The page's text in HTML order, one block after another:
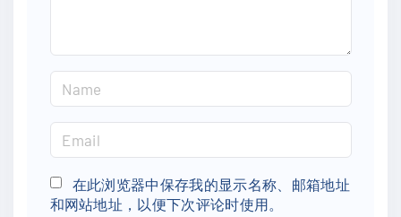
a
e
*
m
a
i
在此浏览器中保存我的显示名称、邮箱地址
和网站地址，以便下次评论时使用。